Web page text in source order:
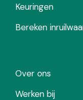
Keuringen
Bereken
Over ons
Werken bij